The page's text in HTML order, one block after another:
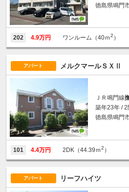
徳島県鳴門
202 4.9万円 ワンルーム（40ｍ2 ）
アパート メルクマールＳＸⅡ
ＪＲ鳴門線
築年23年 / 2
徳島県鳴門
101 4.4万円 2DK（44.39ｍ2 ）
アパート リーフハイツ